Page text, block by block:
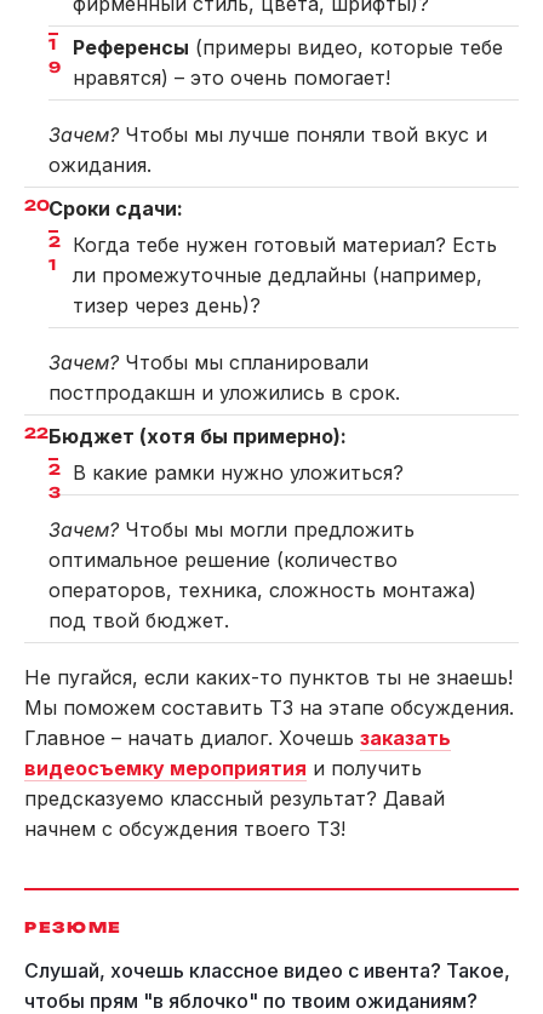
Референсы (примеры видео, которые тебе
нравятся) – это очень помогает!
Зачем? Чтобы мы лучше поняли твой вкус и
ожидания.
Сроки сдачи:
Когда тебе нужен готовый материал? Есть
ли промежуточные дедлайны (например,
тизер через день)?
Зачем? Чтобы мы спланировали
постпродакшн и уложились в срок.
Бюджет (хотя бы примерно):
В какие рамки нужно уложиться?
Зачем? Чтобы мы могли предложить
оптимальное решение (количество
операторов, техника, сложность монтажа)
под твой бюджет.
Не пугайся, если каких-то пунктов ты не знаешь!
Мы поможем составить ТЗ на этапе обсуждения.
Главное – начать диалог. Хочешь заказать
видеосъемку мероприятия и получить
предсказуемо классный результат? Давай
начнем с обсуждения твоего ТЗ!
РЕЗЮМЕ
Слушай, хочешь классное видео с ивента? Такое,
чтобы прям "в яблочко" по твоим ожиданиям?